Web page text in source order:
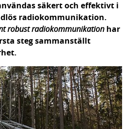
säkert och effektivt i
radiokommunikation.
robust radiokommunikation har
steg sammanställt